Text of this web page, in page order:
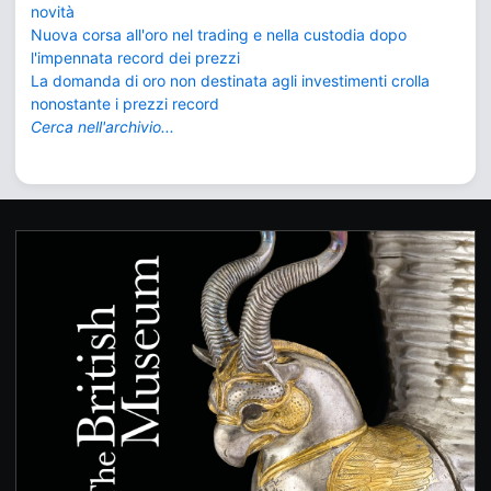
novità
Nuova corsa all'oro nel trading e nella custodia dopo
l'impennata record dei prezzi
La domanda di oro non destinata agli investimenti crolla
nonostante i prezzi record
Cerca nell'archivio...